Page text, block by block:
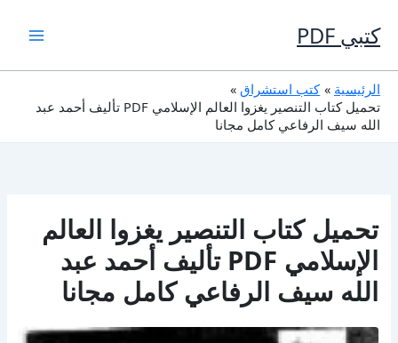
إلى
المحتوى
كتبي PDF
الرئيسية
كتب استشراق
تحميل كتاب التنصير يغزوا العالم الإسلامي PDF تأليف أحمد عبد
الله سيف الرفاعي كامل مجانا
تحميل كتاب التنصير يغزوا العالم
الإسلامي PDF تأليف أحمد عبد
الله سيف الرفاعي كامل مجانا